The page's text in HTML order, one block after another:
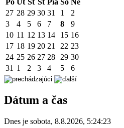
Po Ut St Št Pia So Ne
27 28 29 30 31 1
2
3
4 5 6 7 8
9
10 11 12 13 14 15 16
17 18 19 20 21 22 23
24 25 26 27 28 29 30
31 1 2 3 4 5 6
Dátum a čas
Dnes je sobota, 8.8.2026, 5:24:23